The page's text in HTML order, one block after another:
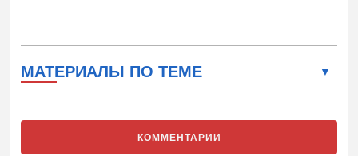
МАТЕРИАЛЫ ПО ТЕМЕ
КОММЕНТАРИИ